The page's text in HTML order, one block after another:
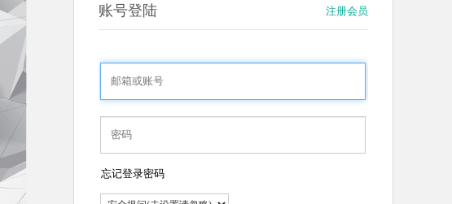
账号登陆 注册会员
忘记登录密码